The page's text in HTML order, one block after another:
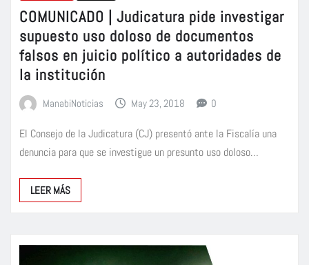
COMUNICADO | Judicatura pide investigar
supuesto uso doloso de documentos
falsos en juicio político a autoridades de
la institución
ManabiNoticias May 23, 2018 0
El Consejo de la Judicatura (CJ) presentó ante la Fiscalía una
denuncia para que se investigue un presunto uso doloso…
LEER MÁS